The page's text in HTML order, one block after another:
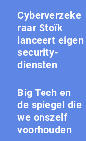
Cyberverzeke
raar Stoïk
lanceert eigen
security-
diensten
Big Tech en
de spiegel die
we onszelf
voorhouden